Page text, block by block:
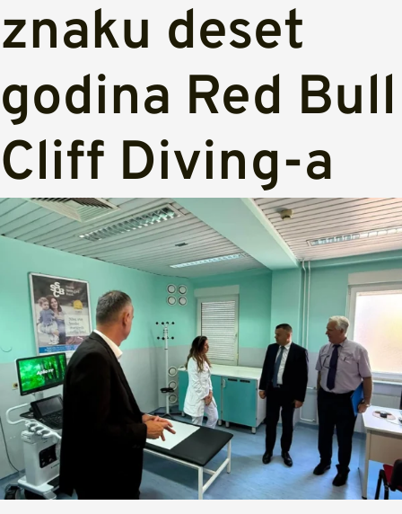
znaku deset
godina Red Bull
Cliff Diving-a